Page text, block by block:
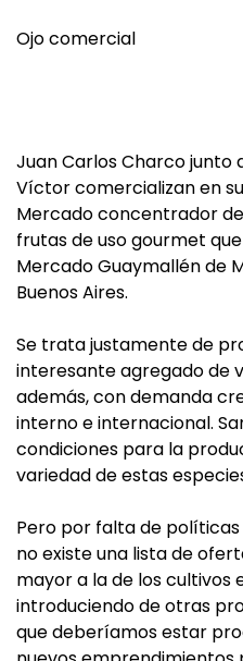
Ojo comercial
Juan Carlos Charco junto
Víctor comercializan en
Mercado concentrador
frutas de uso gourmet
Mercado Guaymallén de
Buenos Aires.
Se trata justamente de
interesante agregado de
además, con demanda
interno e internacional.
condiciones para la
variedad de estas
Pero por falta de
no existe una lista de
mayor a la de los cultivos
introduciendo de otras
que deberíamos estar